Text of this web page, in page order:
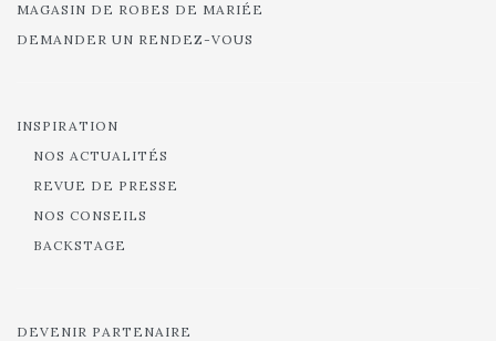
MAGASIN DE ROBES DE MARIÉE
DEMANDER UN RENDEZ-VOUS
INSPIRATION
NOS ACTUALITÉS
REVUE DE PRESSE
NOS CONSEILS
BACKSTAGE
DEVENIR PARTENAIRE